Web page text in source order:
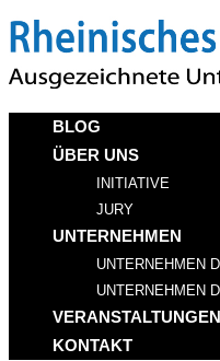
BLOG
ÜBER UNS
INITIATIVE
JURY
UNTERNEHMEN
UNTERNEHMEN
UNTERNEHMEN
VERANSTALTUNGEN
KONTAKT